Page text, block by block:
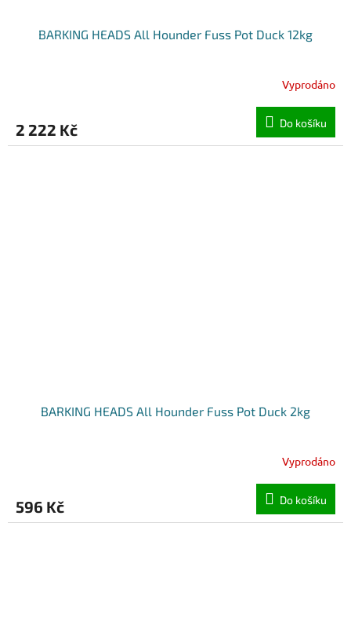
BARKING HEADS All Hounder Fuss Pot Duck 12kg
Vyprodáno
2 222 Kč Do košíku
BARKING HEADS All Hounder Fuss Pot Duck 2kg
Vyprodáno
596 Kč Do košíku